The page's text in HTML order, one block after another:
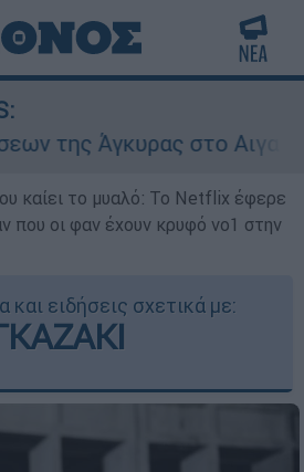
Άγκυρας στο Αιγαίο:
καίει το μυαλό: Το Netflix έφερε
που οι φαν έχουν κρυφό νο1 στην
και ειδήσεις σχετικά με: